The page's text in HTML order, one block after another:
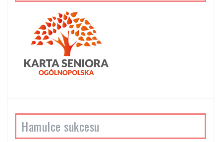
Hamulce sukcesu